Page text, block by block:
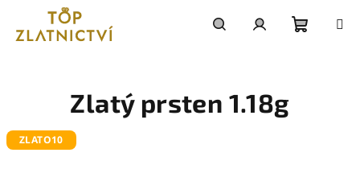
obsah
Zlatý prsten 1.18g
ZLATO10